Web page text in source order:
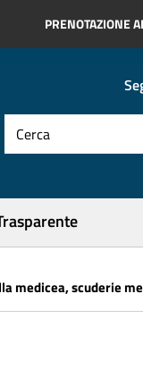
PRENOTAZIONE
testo
da
medicea, scuderie